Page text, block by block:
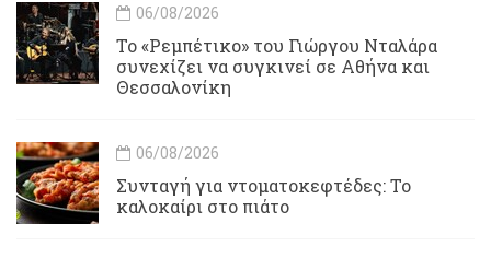
06/08/2026
Το «Ρεμπέτικο» του Γιώργου Νταλάρα
συνεχίζει να συγκινεί σε Αθήνα και
Θεσσαλονίκη
06/08/2026
Συνταγή για ντοματοκεφτέδες: Το
καλοκαίρι στο πιάτο